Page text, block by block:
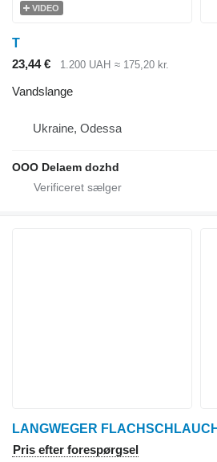
VIDEO
T
23,44 €
1.200 UAH ≈ 175,20 kr.
Vandslange
Ukraine, Odessa
OOO Delaem dozhd
LANGWEGER
Pris efter forespørgsel